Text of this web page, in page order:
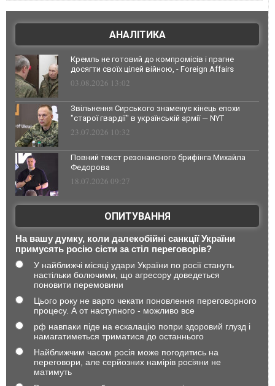
АНАЛІТИКА
Кремль не готовий до компромісів і прагне
досягти своїх цілей війною, - Foreign Affairs
03.08.2026 13:02
Звільнення Сирського знаменує кінець епохи
"старої гвардії" в українській армії — NYT
23.07.2026 10:32
Повний текст резонансного брифінга Михайла
Федорова
18.07.2026 09:27
ОПИТУВАННЯ
На вашу думку, коли далекобійні санкції України
примусять росію сісти за стіл переговорів?
У найближчі місяці удари України по росії стануть
настільки болючими, що агресору доведеться
поновити перемовини
Цього року не варто чекати поновлення переговорного
процесу. А от наступного - можливо все
рф навпаки піде на ескалацію попри здоровий глузд і
намагатиметься триматися до останнього
Найближчим часом росія може погодитись на
переговори, але серйозних намірів росіяни не
матимуть